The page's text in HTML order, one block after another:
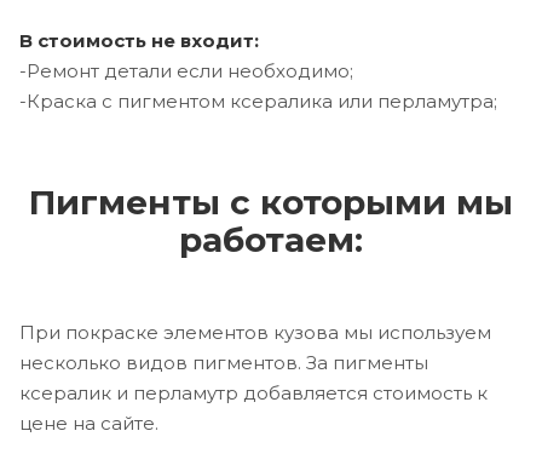
В стоимость не входит:
-Ремонт детали если необходимо;
-Краска с пигментом ксералика или перламутра;
Пигменты с которыми мы
работаем:
При покраске элементов кузова мы используем
несколько видов пигментов. За пигменты
ксералик и перламутр добавляется стоимость к
цене на сайте.